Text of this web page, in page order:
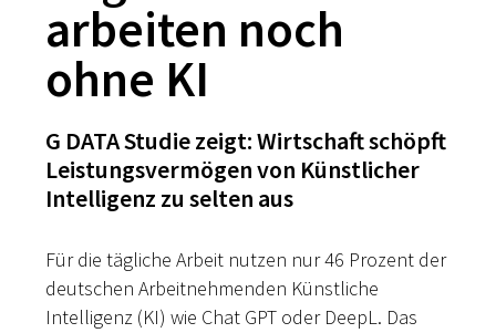
arbeiten noch
ohne KI
G DATA Studie zeigt: Wirtschaft schöpft
Leistungsvermögen von Künstlicher
Intelligenz zu selten aus
Für die tägliche Arbeit nutzen nur 46 Prozent der
deutschen Arbeitnehmenden Künstliche
Intelligenz (KI) wie Chat GPT oder DeepL. Das